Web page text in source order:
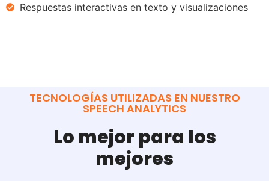
Respuestas interactivas en texto y visualizaciones
TECNOLOGÍAS UTILIZADAS EN NUESTRO
SPEECH ANALYTICS
Lo mejor para los
mejores